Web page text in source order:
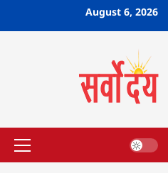
August 6, 2026
Primary